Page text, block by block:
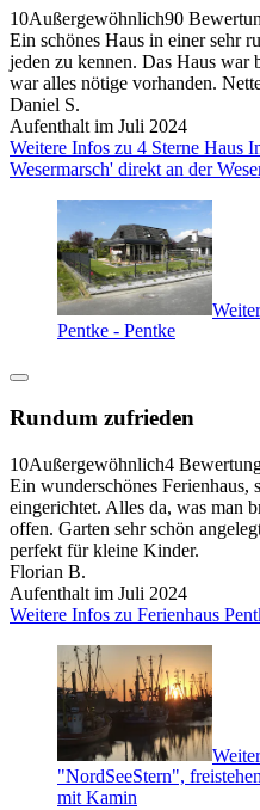
10Außergewöhnlich90
Ein schönes Haus in einer sehr
jeden zu kennen. Das Haus war
war alles nötige vorhanden.
Daniel S.
Aufenthalt im Juli 2024
Weitere Infos zu 4 Sterne Haus
Wesermarsch' direkt an der
Pentke - Pentke
Rundum zufrieden
10Außergewöhnlich4
Ein wunderschönes Ferienhaus,
eingerichtet. Alles da, was man
offen. Garten sehr schön
perfekt für kleine Kinder.
Florian B.
Aufenthalt im Juli 2024
Weitere Infos zu Ferienhaus
"NordSeeStern",
mit Kamin